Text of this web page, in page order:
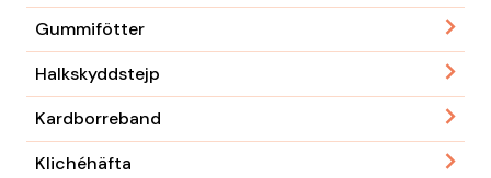
Gummifötter
Halkskyddstejp
Kardborreband
Klichéhäfta